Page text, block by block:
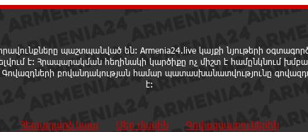
պաշտպանված են: Armenia24.live կայքի նյութերի
է: Հրապարակման հեղինակի կարծիքը ոչ միշտ է համընկնում
բովանդակության համար պատասխանատվությունը
է:
Հետադարձ կապ Մեր մասին Գովազդատուներին